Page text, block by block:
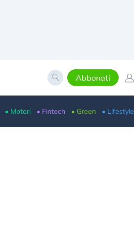
Abbonati
• Motori • Fintech • Green • Lifestyle